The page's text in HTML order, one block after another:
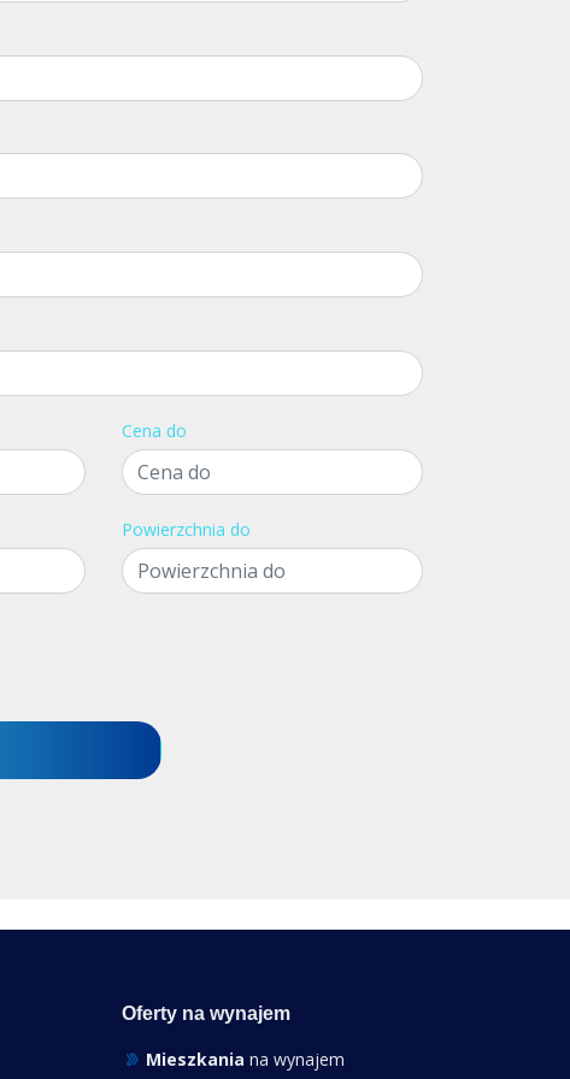
Cena do
Powierzchnia do
Oferty na wynajem
Mieszkania na wynajem